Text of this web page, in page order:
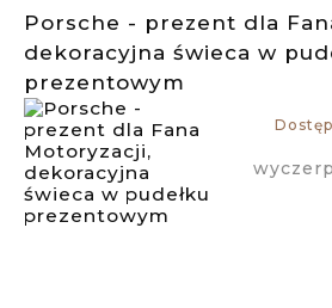
Porsche - prezent dla
dekoracyjna świeca w
prezentowym